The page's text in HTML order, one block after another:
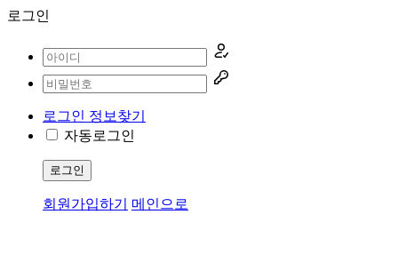
로그인
로그인 정보찾기
자동로그인
로그인
회원가입하기 메인으로